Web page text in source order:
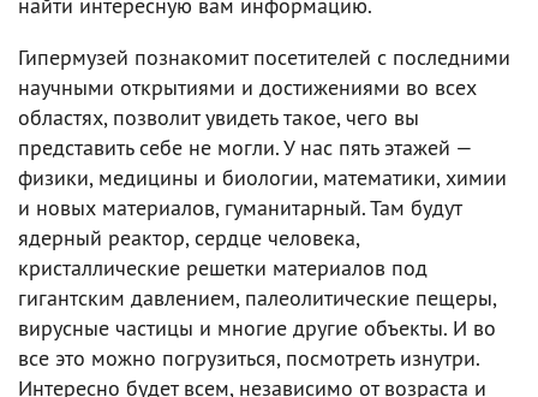
Гипермузей познакомит посетителей с последними
научными открытиями и достижениями во всех
областях, позволит увидеть такое, чего вы
представить себе не могли. У нас пять этажей —
физики, медицины и биологии, математики, химии
и новых материалов, гуманитарный. Там будут
ядерный реактор, сердце человека,
кристаллические решетки материалов под
гигантским давлением, палеолитические пещеры,
вирусные частицы и многие другие объекты. И во
все это можно погрузиться, посмотреть изнутри.
Интересно будет всем, независимо от возраста и